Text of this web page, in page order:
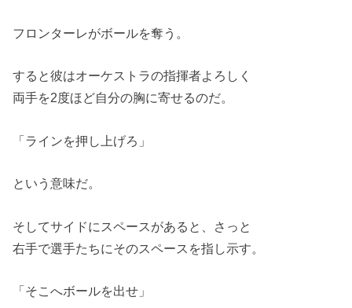
フロンターレがボールを奪う。
すると彼はオーケストラの指揮者よろしく
両手を2度ほど自分の胸に寄せるのだ。
「ラインを押し上げろ」
という意味だ。
そしてサイドにスペースがあると、さっと
右手で選手たちにそのスペースを指し示す。
「そこへボールを出せ」